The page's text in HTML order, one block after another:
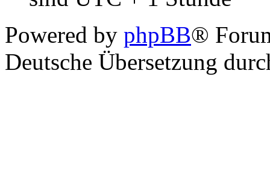
Powered by phpBB®
Deutsche Übersetzung